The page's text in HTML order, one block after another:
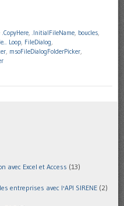
.CopyHere, .InitialFileName, boucles,
Loop, FileDialog,
, msoFileDialogFolderPicker,
avec Excel et Access (13)
entreprises avec l'API SIRENE (2)